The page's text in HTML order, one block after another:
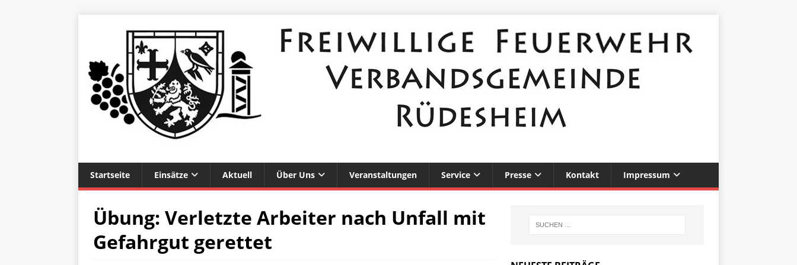
Startseite Einsätze Aktuell Über Uns Veranstaltungen Service Presse Kontakt Impressum
Übung: Verletzte Arbeiter nach Unfall mit
Gefahrgut gerettet